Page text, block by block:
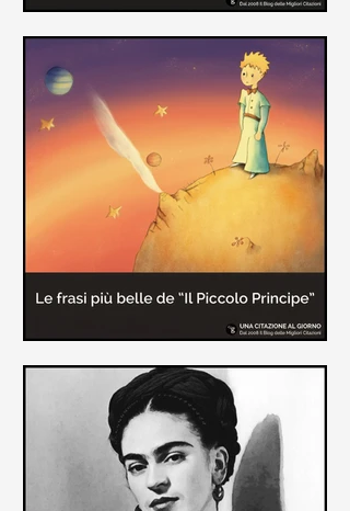
Le frasi più belle di "Cime
Tempestose" di Emily Brontë
"Cime Tempestose" rimane l'unico
romanzo scritto da Emily Brontë
causa la tubercolosi che le tolse la
vita ad appena 30 anni (...)
Le frasi più belle de "Il piccolo
principe" di Antoine de Saint-
Exupèry
Raccolta delle frasi più belle del
Piccolo Principe che trasmettono il